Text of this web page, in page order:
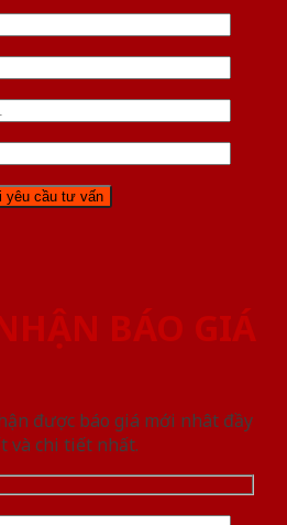
BÁO GIÁ
được báo giá mới nhât đầy
và chi tiết nhất.